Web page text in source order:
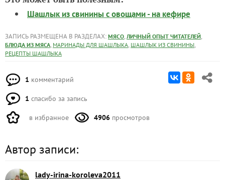
Шашлык из свинины с овощами - на кефире
ЗАПИСЬ РАЗМЕЩЕНА В РАЗДЕЛАХ: МЯСО, ЛИЧНЫЙ ОПЫТ ЧИТАТЕЛЕЙ,
БЛЮДА ИЗ МЯСА, МАРИНАДЫ ДЛЯ ШАШЛЫКА, ШАШЛЫК ИЗ СВИНИНЫ,
РЕЦЕПТЫ ШАШЛЫКА
1 комментарий
1 спасибо за запись
в избранное 4906 просмотров
Автор записи:
lady-irina-koroleva2011